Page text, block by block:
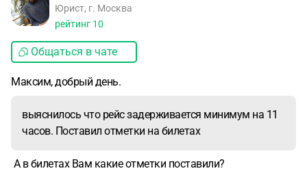
Юрист, г. Москва
рейтинг 10
Общаться в чате
Максим, добрый день.
выяснилось что рейс задерживается минимум на 11
часов. Поставил отметки на билетах
А в билетах Вам какие отметки поставили?